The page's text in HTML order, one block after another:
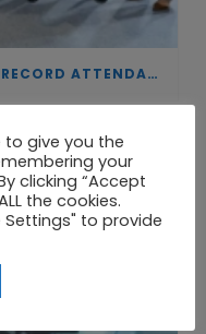
BIOSPAIN 2025 CLOSES WITH RECORD ATTENDANCE AND PASSES THE BATON TO BILBAO AS 2026 HOST CITY
to give you the
your
clicking “Accept
the cookies.
Settings" to provide